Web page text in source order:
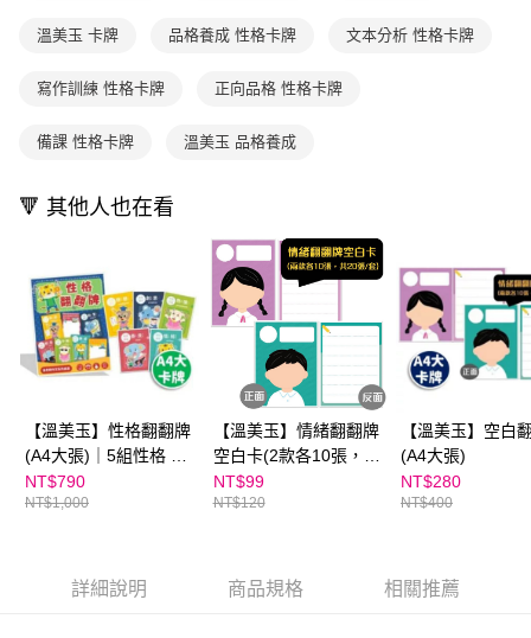
帳／街口支付／iPASS MONEY」等通路繳費。
1.本服務係由「台灣大哥大股份有限公司」（以下簡稱本公司）所提供，讓
買賣價金債權讓與本公司後，依約使用本公司帳單繳交帳款。
由本公司與您本人進行分期帳單所需資料之確認、核對及更正。
２．訂單成立數日內，您將收到繳費通知簡訊。
ATM／網路銀行／等多元方式進行付款，方視為交易完成。
後付繳納相關費用。
是否繳費成功／繳費後需取消欲退款等相關疑問，請聯繫「AFTEE先享後付
客戶支援中心」https://netprotections.freshdesk.com/support/home
１．透過由恩沛科技股份有限公司提供之「AFTEE先享後付」服務完成之交
易，需依本服務之必要範圍內提供個人資料，並將交易相關給付款項請求債
權轉讓予恩沛科技股份有限公司。
２．關於個人資料處理事宜，請瀏覽以下網址：
https://aftee.tw/terms/#terms3
３．未成年的使用者請事先徵得法定代理人或監護人之同意方可使用
「AFTEE先享後付」，若未經同意申辦者引起之損失，本公司不負相關責
任。
４．使用「AFTEE先享後付」時，將依據個別帳號之用戶狀況，依本公司即
時審查核予不同之上限額度；若仍有額度不足之情形，本公司將視審查結果
請求用戶進行身份認證。
５．嚴禁一人註冊多個帳號或使用他人資訊註冊。若發現惡意使用之情形，
國內宅配/郵寄 (不適用離島、海外及郵局i郵箱)
每筆NT$200
溫美玉 卡牌 品格養成 性格卡牌 文本分析 性格卡牌
寫作訓練 性格卡牌 正向品格 性格卡牌
備課 性格卡牌 溫美玉 品格養成
🔻 其他人也在看
【溫美玉】性格翻翻牌
(A4大張)｜5組性格 x 8
張卡牌 (共40張)
NT$790
NT$1,000
【溫美玉】情緒翻翻牌
空白卡(2款各10張，共
20張/套)
NT$99
NT$120
【溫美玉】空白
(A4大張)
NT$280
NT$400
詳細說明 商品規格 相關推薦